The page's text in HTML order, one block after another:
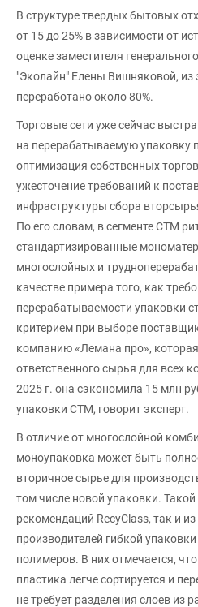
В структуре твердых бытовых
от 15 до 25% в зависимости от
оценке заместителя
"Эколайн" Елены Вишняковой, из
переработано около 80%.
Торговые сети уже сейчас
на перерабатываемую упаковку
оптимизация собственных
ужесточение требований к
инфраструктуры сбора
По его словам, в сегменте СТМ
стандартизированные
многослойных и
качестве примера того, как
перерабатываемости упаковки
критерием при выборе
компанию «Лемана про»,
ответственного сырья для всех
2025 г. она сэкономила 15 млн
упаковки СТМ, говорит эксперт.
В отличие от многослойной
моноупаковка может быть
вторичное сырье для
том числе новой упаковки.
рекомендаций RecyClass, так и
производителей гибкой
полимеров. В них отмечается,
пластика легче сортируется и
не требует разделения слоев из